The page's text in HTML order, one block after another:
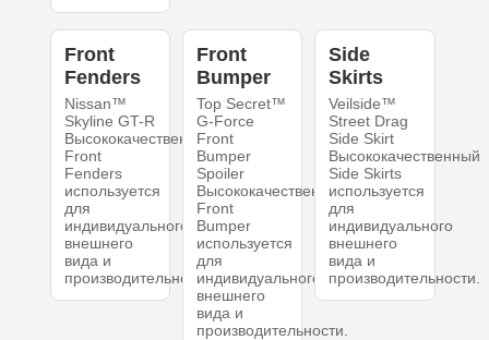
Front
Fenders
Nissan™
Skyline GT-R
Высококачественный
Front
Fenders
используется
для
индивидуального
внешнего
вида и
производительности.
Front
Bumper
Top Secret™
G-Force
Front
Bumper
Spoiler
Высококачественный
Front
Bumper
используется
для
индивидуального
внешнего
вида и
производительности.
Side
Skirts
Veilside™
Street Drag
Side Skirt
Высококачественный
Side Skirts
используется
для
индивидуального
внешнего
вида и
производительности.